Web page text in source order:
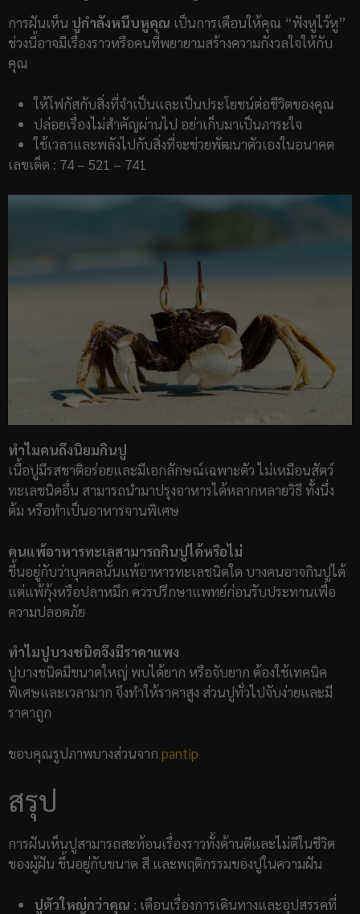
การฝันเห็น ปูกำลังหนีบหูคุณ เป็นการเตือนให้คุณ “ฟังหูไว้หู”
ช่วงนี้อาจมีเรื่องราวหรือคนที่พยายามสร้างความกังวลใจให้กับ
คุณ
ให้โฟกัสกับสิ่งที่จำเป็นและเป็นประโยชน์ต่อชีวิตของคุณ
ปล่อยเรื่องไม่สำคัญผ่านไป อย่าเก็บมาเป็นภาระใจ
ใช้เวลาและพลังไปกับสิ่งที่จะช่วยพัฒนาตัวเองในอนาคต
เลขเด็ด : 74 – 521 – 741
ทำไมคนถึงนิยมกินปู
เนื้อปูมีรสชาติอร่อยและมีเอกลักษณ์เฉพาะตัว ไม่เหมือนสัตว์
ทะเลชนิดอื่น สามารถนำมาปรุงอาหารได้หลากหลายวิธี ทั้งนึ่ง
ต้ม หรือทำเป็นอาหารจานพิเศษ
คนแพ้อาหารทะเลสามารถกินปูได้หรือไม่
ขึ้นอยู่กับว่าบุคคลนั้นแพ้อาหารทะเลชนิดใด บางคนอาจกินปูได้
แต่แพ้กุ้งหรือปลาหมึก ควรปรึกษาแพทย์ก่อนรับประทานเพื่อ
ความปลอดภัย
ทำไมปูบางชนิดจึงมีราคาแพง
ปูบางชนิดมีขนาดใหญ่ พบได้ยาก หรือจับยาก ต้องใช้เทคนิค
พิเศษและเวลามาก จึงทำให้ราคาสูง ส่วนปูทั่วไปจับง่ายและมี
ราคาถูก
ขอบคุณรูปภาพบางส่วนจาก pantip
สรุป
การฝันเห็นปูสามารถสะท้อนเรื่องราวทั้งด้านดีและไม่ดีในชีวิต
ของผู้ฝัน ขึ้นอยู่กับขนาด สี และพฤติกรรมของปูในความฝัน
ปูตัวใหญ่กว่าคุณ : เตือนเรื่องการเดินทางและอุปสรรคที่